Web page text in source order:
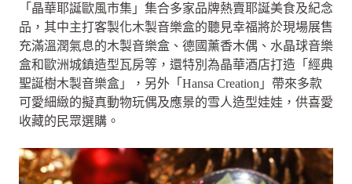
「晶華耶誕歐風市集」集合多家品牌熱賣耶誕美食及紀念
品，其中主打客製化木製音樂盒的聽見幸福將於現場展售
充滿溫潤氣息的木製音樂盒、德國薰香木偶、水晶球音樂
盒和歐洲城鎮造型瓦房等，還特別為晶華酒店打造「經典
聖誕樹木製音樂盒」，另外「Hansa Creation」帶來多款
可愛細緻的擬真動物玩偶及應景的雪人造型娃娃，供喜愛
收藏的民眾選購。